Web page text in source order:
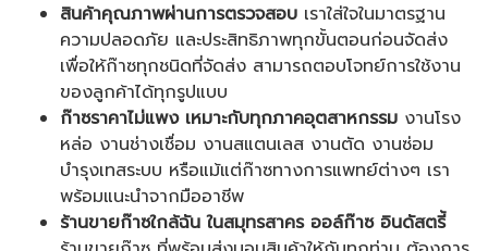
สินค้าคุณภาพผ่านการตรวจสอบ เราใส่ใจในมาตรฐาน
ความปลอดภัย และประสิทธิภาพทุกขั้นตอนก่อนจัดส่ง
เพื่อให้ก๊าซทุกชนิดที่จัดส่ง สามารถตอบโจทย์การใช้งาน
ของลูกค้าได้ทุกรูปแบบ
ก๊าซราคาไม่แพง เหมาะกับทุกภาคอุตสาหกรรม งานโรง
หล่อ งานช่างเชื่อม งานสแตนเลส งานตัด งานซ่อม
บำรุงเทสระบบ หรือแม้แต่ก๊าซทางการแพทย์ต่างๆ เรา
พร้อมแนะนำจากมืออาชีพ
ร้านขายก๊าซใกล้ฉัน ในสมุทรสาคร ออล์ก๊าซ อินดัสตรี้